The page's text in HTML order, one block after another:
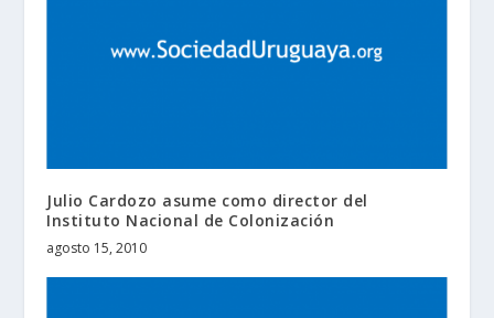
Julio Cardozo asume como director del
Instituto Nacional de Colonización
agosto 15, 2010